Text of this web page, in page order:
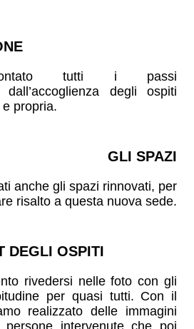
tutti i passi
dall’accoglienza degli ospiti
propria.
GLI SPAZI
anche gli spazi rinnovati, per
risalto a questa nuova sede.
DEGLI OSPITI
rivedersi nelle foto con gli
per quasi tutti. Con il
realizzato delle immagini
intervenute che poi